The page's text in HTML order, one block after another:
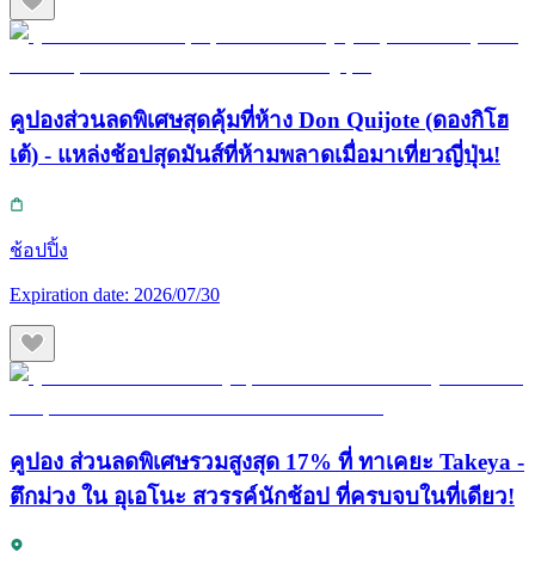
คูปองส่วนลดพิเศษสุดคุ้มที่ห้าง Don Quijote (ดองกิโฮ
เต้) - แหล่งช้อปสุดมันส์ที่ห้ามพลาดเมื่อมาเที่ยวญี่ปุ่น!
ช้อปปิ้ง
Expiration date: 2026/07/30
คูปอง ส่วนลดพิเศษรวมสูงสุด 17% ที่ ทาเคยะ Takeya -
ตึกม่วง ใน อุเอโนะ สวรรค์นักช้อป ที่ครบจบในที่เดียว!